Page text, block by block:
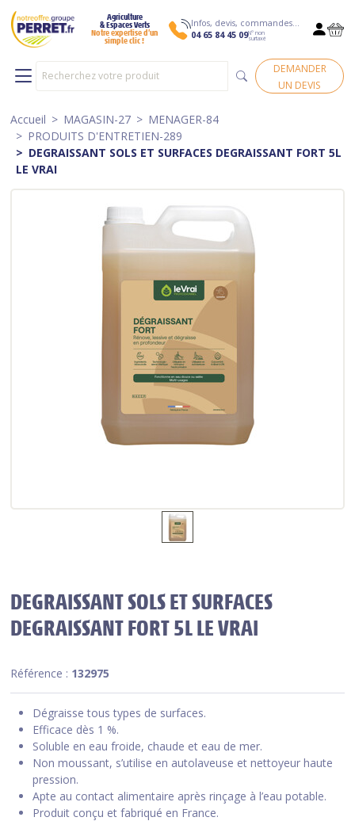
Agriculture
& Espaces Verts
Notre expertise d’un
simple clic !
Infos, devis, commandes…
04 65 84 45 09N° non
surtaxé
DEMANDER
UN DEVIS
Accueil MAGASIN-27
MENAGER-84
PRODUITS D'ENTRETIEN-289
DEGRAISSANT SOLS ET SURFACES DEGRAISSANT FORT 5L
LE VRAI
DEGRAISSANT SOLS ET SURFACES
DEGRAISSANT FORT 5L LE VRAI
Référence : 132975
Dégraisse tous types de surfaces.
Efficace dès 1 %.
Soluble en eau froide, chaude et eau de mer.
Non moussant, s’utilise en autolaveuse et nettoyeur haute
pression.
Apte au contact alimentaire après rinçage à l’eau potable.
Produit conçu et fabriqué en France.